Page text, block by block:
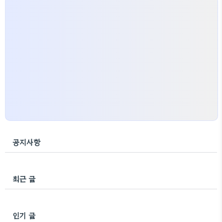
공지사항
최근 글
인기 글